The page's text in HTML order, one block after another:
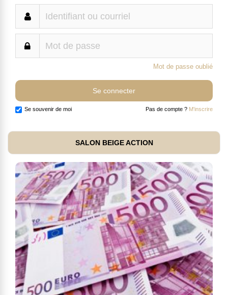
Mot de passe oublié
Se souvenir de moi Pas de compte ? M'inscrire
SALON BEIGE ACTION